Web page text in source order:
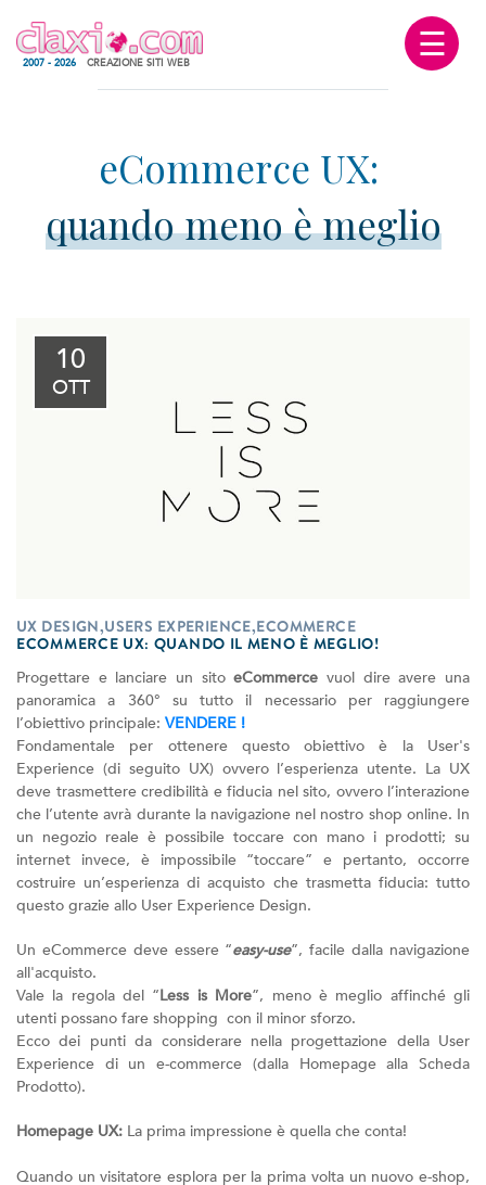
2007 - 2026 CREAZIONE SITI WEB ☰
quando meno è meglio
10
OTT
UX DESIGN,USERS EXPERIENCE,ECOMMERCE
ECOMMERCE UX: QUANDO IL MENO È MEGLIO!
Progettare e lanciare un sitoeCommerce vuol dire avere una
panoramica a 360° su tutto il necessario per raggiungere
l’obiettivo principale: VENDERE !
Fondamentale per ottenere questo obiettivo è la User's
Experience (di seguito UX) ovvero l’esperienza utente. La UX
deve trasmettere credibilità e fiducia nel sito, ovvero l’interazione
che l’utente avrà durante la navigazione nel nostro shop online. In
un negozio reale è possibile toccare con mano i prodotti; su
internet invece, è impossibile “toccare” e pertanto, occorre
costruire un’esperienza di acquisto che trasmetta fiducia: tutto
questo grazie allo User Experience Design.
Un eCommerce deve essere “easy-use”, facile dalla navigazione
all'acquisto.
Vale la regola del “Less is More”, meno è meglio affinché gli
utenti possano fare shopping con il minor sforzo.
Ecco dei punti da considerare nella progettazione della User
Experience di un e-commerce (dalla Homepage alla Scheda
Prodotto).
Homepage UX: La prima impressione è quella che conta!
Quando un visitatore esplora per la prima volta un nuovo e-shop,